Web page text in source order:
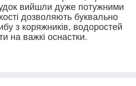
вийшли дуже потужними
дозволяють буквально
з коряжників, водоростей
на важкі оснастки.